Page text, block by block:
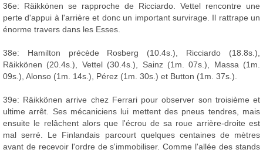
36e: Räikkönen se rapproche de Ricciardo. Vettel rencontre une
perte d'appui à l'arrière et donc un important survirage. Il rattrape un
énorme travers dans les Esses.
38e: Hamilton précède Rosberg (10.4s.), Ricciardo (18.8s.),
Räikkönen (20.4s.), Vettel (30.4s.), Sainz (1m. 07s.), Massa (1m.
09s.), Alonso (1m. 14s.), Pérez (1m. 30s.) et Button (1m. 37s.).
39e: Räikkönen arrive chez Ferrari pour observer son troisième et
ultime arrêt. Ses mécaniciens lui mettent des pneus tendres, mais
ensuite le relâchent alors que l'écrou de sa roue arrière-droite est
mal serré. Le Finlandais parcourt quelques centaines de mètres
avant de recevoir l'ordre de s'immobiliser. Comme l'allée des stands